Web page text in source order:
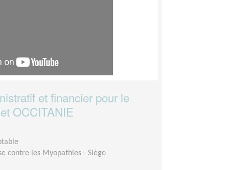
et financier pour le
OCCITANIE
contre les Myopathies - Siège